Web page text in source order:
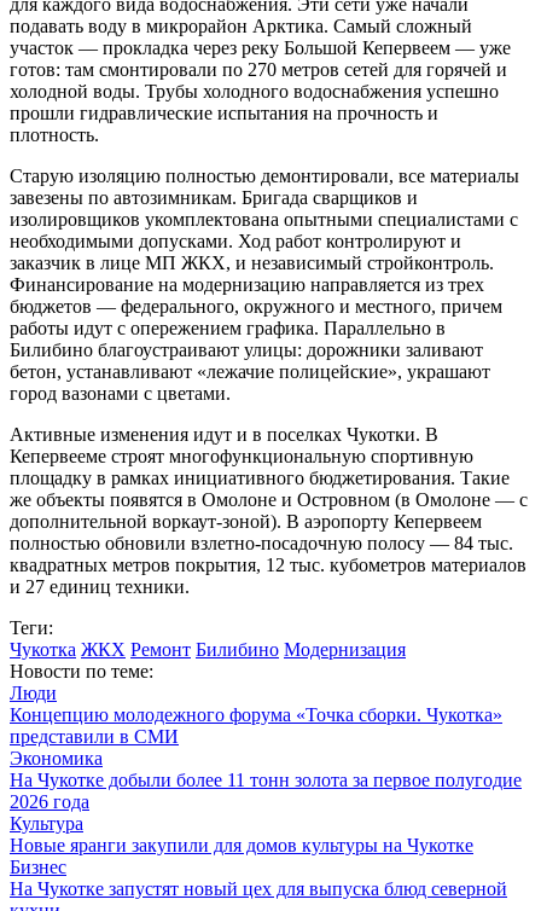
подавать воду в микрорайон Арктика. Самый сложный
участок — прокладка через реку Большой Кепервеем — уже
готов: там смонтировали по 270 метров сетей для горячей и
холодной воды. Трубы холодного водоснабжения успешно
прошли гидравлические испытания на прочность и
плотность.
Старую изоляцию полностью демонтировали, все материалы
завезены по автозимникам. Бригада сварщиков и
изолировщиков укомплектована опытными специалистами с
необходимыми допусками. Ход работ контролируют и
заказчик в лице МП ЖКХ, и независимый стройконтроль.
Финансирование на модернизацию направляется из трех
бюджетов — федерального, окружного и местного, причем
работы идут с опережением графика. Параллельно в
Билибино благоустраивают улицы: дорожники заливают
бетон, устанавливают «лежачие полицейские», украшают
город вазонами с цветами.
Активные изменения идут и в поселках Чукотки. В
Кепервееме строят многофункциональную спортивную
площадку в рамках инициативного бюджетирования. Такие
же объекты появятся в Омолоне и Островном (в Омолоне — с
дополнительной воркаут-зоной). В аэропорту Кепервеем
полностью обновили взлетно-посадочную полосу — 84 тыс.
квадратных метров покрытия, 12 тыс. кубометров материалов
и 27 единиц техники.
Теги:
Чукотка ЖКХ Ремонт Билибино Модернизация
Новости по теме:
Люди
Концепцию молодежного форума «Точка сборки. Чукотка»
представили в СМИ
Экономика
На Чукотке добыли более 11 тонн золота за первое полугодие
2026 года
Культура
Новые яранги закупили для домов культуры на Чукотке
Бизнес
На Чукотке запустят новый цех для выпуска блюд северной